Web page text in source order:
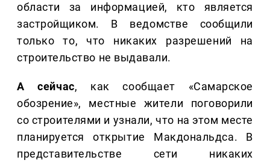
области за информацией, кто является
застройщиком. В ведомстве сообщили
только то, что никаких разрешений на
строительство не выдавали.
А сейчас, как сообщает «Самарское
обозрение», местные жители поговорили
со строителями и узнали, что на этом месте
планируется открытие Макдональдса. В
представительстве сети никаких